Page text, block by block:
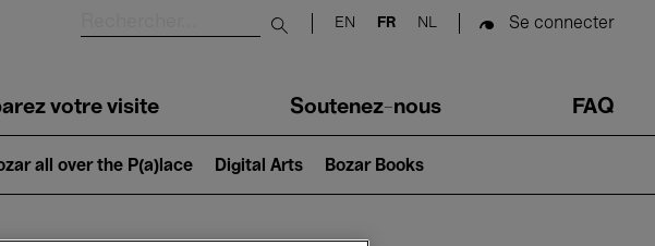
Submit search
EN FR NL Se connecter
votre visite Soutenez-nous FAQ
all over the P(a)lace Digital Arts Bozar Books